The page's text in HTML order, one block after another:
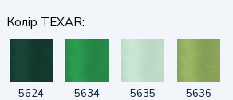
Колір TEXAR:
5624 5634 5635 5636